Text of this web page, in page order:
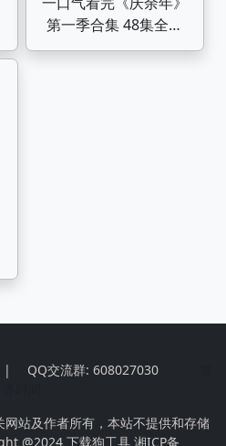
第一季合集 48集全剧
情讲解 穿越的范闲如
| QQ交流群: 608027030
站及作者所有，本站不提供和存储
@2024 下载狗工具 湘ICP备